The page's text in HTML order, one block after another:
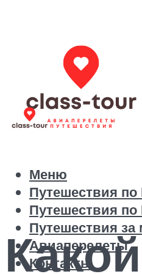
Путешествия по
Путешествия по
Путешествия за
Авиаперелеты
Контакты
Меню